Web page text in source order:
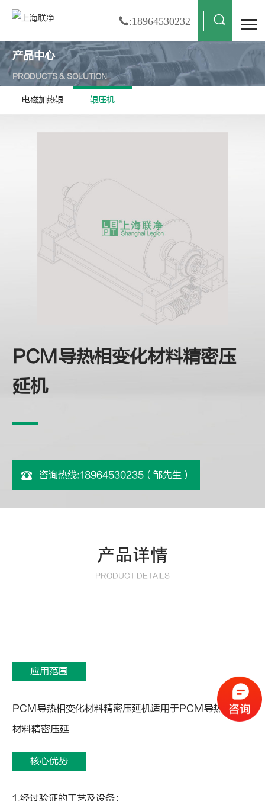
:18964530232
产品中心
PRODUCTS & SOLUTION
电磁加热辊 辊压机
PCM导热相变化材料精密压
延机
咨询热线:18964530235（邹先生）
产品详情
PRODUCT DETAILS
应用范围
PCM导热相变化材料精密压延机适用于PCM导热相变化
材料精密压延
核心优势
1.经过验证的工艺及设备：